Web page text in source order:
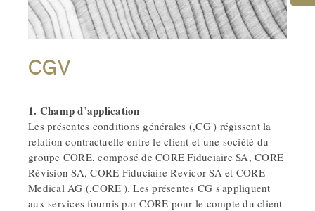
CGV
1. Champ d’application
Les présentes conditions générales (,CG') régissent la
relation contractuelle entre le client et une société du
groupe CORE, composé de CORE Fiduciaire SA, CORE
Révision SA, CORE Fiduciaire Revicor SA et CORE
Medical AG (,CORE'). Les présentes CG s'appliquent
aux services fournis par CORE pour le compte du client